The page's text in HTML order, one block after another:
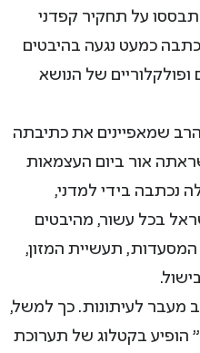
על תחקיר קפדני
כמעט נגעה בהיבטים
ופולקלוריים של הנושא
שמאפיינים את כתיבתה
אור ביום העצמאות
נכתבה בידי למדני,
בכל עשור, מהיבטים
המסעדות, תעשיית המזון,
מעבר לעיתונות. כך למשל,
בקטלוג של תערוכת